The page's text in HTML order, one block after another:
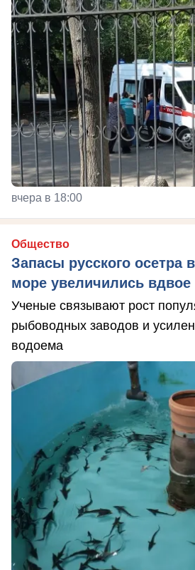
вчера в 18:00
Общество
Запасы русского осетра
море увеличились вдвое
Ученые связывают рост
рыбоводных заводов и
водоема